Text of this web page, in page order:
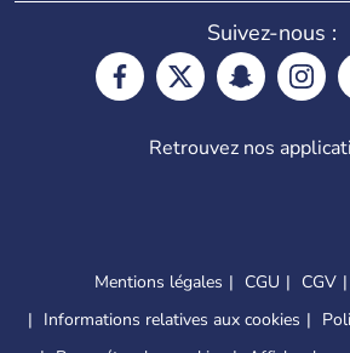
Suivez-nous :
Retrouvez nos
Mentions légales CGU CGV
Informations relatives aux cookies